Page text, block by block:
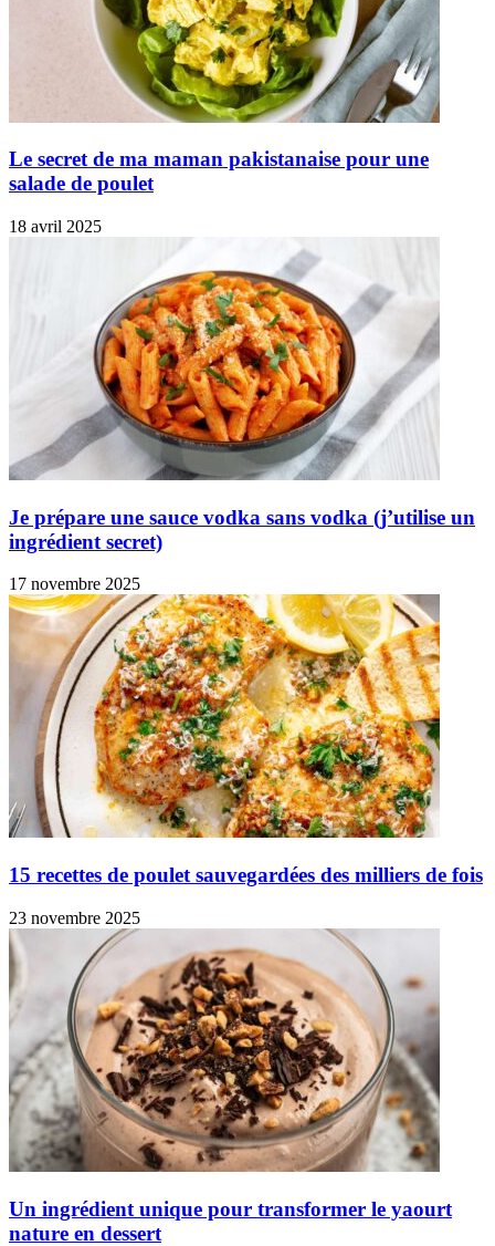
Le secret de ma maman pakistanaise pour une
salade de poulet
18 avril 2025
Je prépare une sauce vodka sans vodka (j’utilise un
ingrédient secret)
17 novembre 2025
15 recettes de poulet sauvegardées des milliers de fois
23 novembre 2025
Un ingrédient unique pour transformer le yaourt
nature en dessert